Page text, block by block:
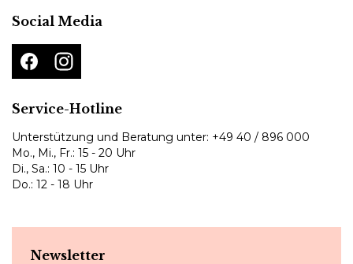
Social Media
Service-Hotline
Unterstützung und Beratung unter: +49 40 / 896 000
Mo., Mi., Fr.: 15 - 20 Uhr
Di., Sa.: 10 - 15 Uhr
Do.: 12 - 18 Uhr
Newsletter